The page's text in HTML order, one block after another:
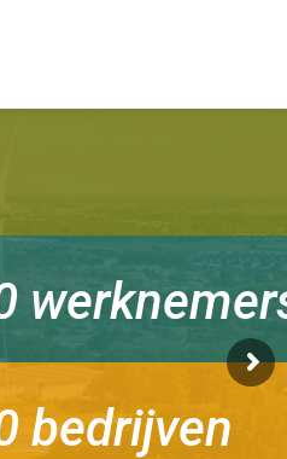
bedrijven